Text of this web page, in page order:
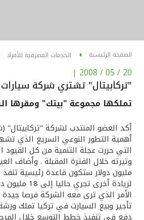
الصفحة الرئيسية الخدمات المصرفية للأفراد
20 / 05 / 2008
|
"تركابيتال" تشتري شركة سيارات تركية
تملكها مجموعة "بيتك" ومقرها
أهمية التطور النوعي السريع الذي
التي حررت عجلة التنمية من كل
لزيادة
الأمر الذي ترى معه الشركة فرصا